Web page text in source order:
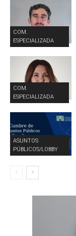
COM.
ESPECIALIZADA
COM.
ESPECIALIZADA
ASUNTOS
PÚBLICOS/LOBBY